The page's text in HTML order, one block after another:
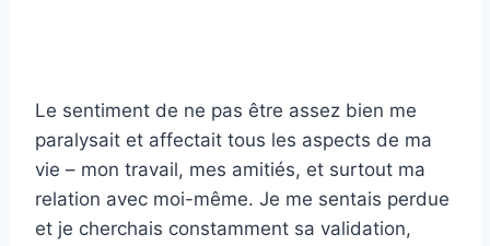
Le sentiment de ne pas être assez bien me
paralysait et affectait tous les aspects de ma
vie – mon travail, mes amitiés, et surtout ma
relation avec moi-même. Je me sentais perdue
et je cherchais constamment sa validation,